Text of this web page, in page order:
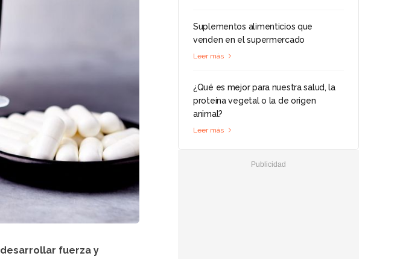
desarrollar fuerza y
Suplementos alimenticios que
venden en el supermercado
Leer más
¿Qué es mejor para nuestra salud, la
proteína vegetal o la de origen
animal?
Leer más